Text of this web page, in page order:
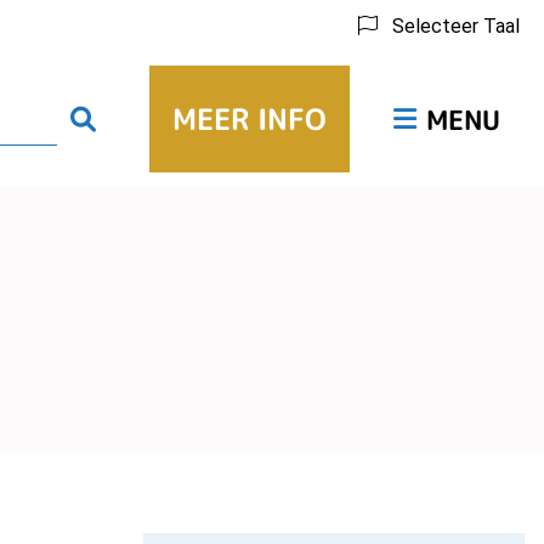
Selecteer Taal
Hoofdmenu
MENU
ZoekenMEER INFO